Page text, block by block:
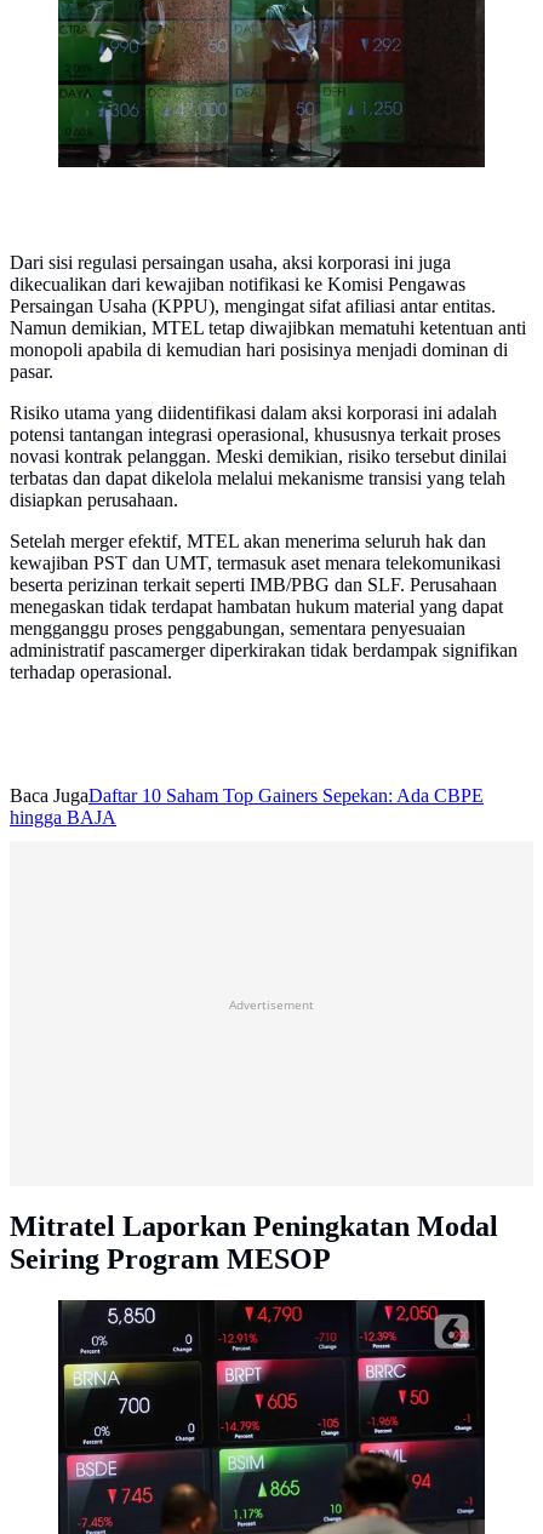
Dari sisi regulasi persaingan usaha, aksi korporasi ini juga
dikecualikan dari kewajiban notifikasi ke Komisi Pengawas
Persaingan Usaha (KPPU), mengingat sifat afiliasi antar entitas.
Namun demikian, MTEL tetap diwajibkan mematuhi ketentuan anti
monopoli apabila di kemudian hari posisinya menjadi dominan di
pasar.
Risiko utama yang diidentifikasi dalam aksi korporasi ini adalah
potensi tantangan integrasi operasional, khususnya terkait proses
novasi kontrak pelanggan. Meski demikian, risiko tersebut dinilai
terbatas dan dapat dikelola melalui mekanisme transisi yang telah
disiapkan perusahaan.
Setelah merger efektif, MTEL akan menerima seluruh hak dan
kewajiban PST dan UMT, termasuk aset menara telekomunikasi
beserta perizinan terkait seperti IMB/PBG dan SLF. Perusahaan
menegaskan tidak terdapat hambatan hukum material yang dapat
mengganggu proses penggabungan, sementara penyesuaian
administratif pascamerger diperkirakan tidak berdampak signifikan
terhadap operasional.
Baca JugaDaftar 10 Saham Top Gainers Sepekan: Ada CBPE
hingga BAJA
Advertisement
Mitratel Laporkan Peningkatan Modal
Seiring Program MESOP